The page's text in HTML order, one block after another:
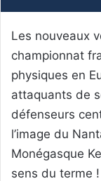
Les nouveaux
championnat
physiques en
attaquants de
défenseurs
l’image du
Monégasque
sens du terme !